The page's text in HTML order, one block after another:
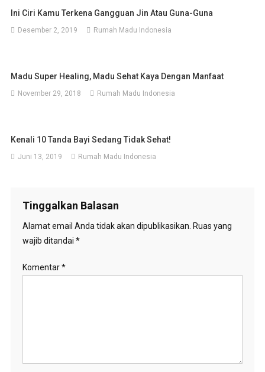
Ini Ciri Kamu Terkena Gangguan Jin Atau Guna-Guna
Desember 2, 2019 Rumah Madu Indonesia
Madu Super Healing, Madu Sehat Kaya Dengan Manfaat
November 29, 2018 Rumah Madu Indonesia
Kenali 10 Tanda Bayi Sedang Tidak Sehat!
Juni 13, 2019 Rumah Madu Indonesia
Tinggalkan Balasan
Alamat email Anda tidak akan dipublikasikan. Ruas yang
wajib ditandai *
Komentar*